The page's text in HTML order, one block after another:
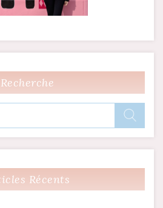
Recherche
Récents